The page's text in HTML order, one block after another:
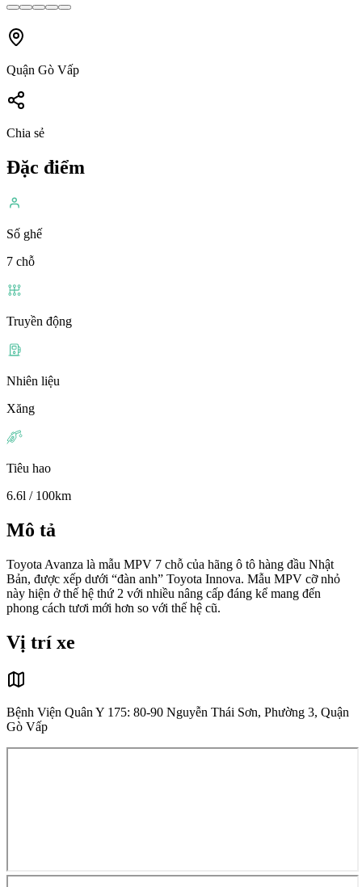
Quận Gò Vấp
Chia sẻ
Đặc điểm
Số ghế
7 chỗ
Truyền động
Nhiên liệu
Xăng
Tiêu hao
6.6l / 100km
Mô tả
Toyota Avanza là mẫu MPV 7 chỗ của hãng ô tô hàng đầu Nhật
Bản, được xếp dưới “đàn anh” Toyota Innova. Mẫu MPV cỡ nhỏ
này hiện ở thế hệ thứ 2 với nhiều nâng cấp đáng kể mang đến
phong cách tươi mới hơn so với thế hệ cũ.
Vị trí xe
Bệnh Viện Quân Y 175: 80-90 Nguyễn Thái Sơn, Phường 3, Quận
Gò Vấp